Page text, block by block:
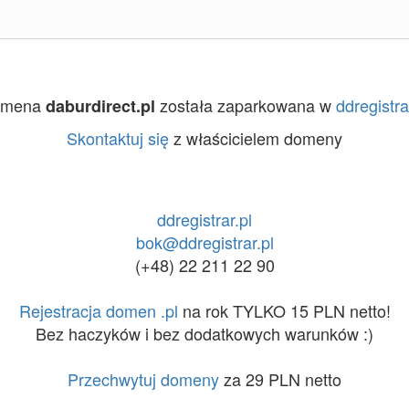
daburdirect.pl została zaparkowana w
Skontaktuj sięz właścicielem domeny
ddregistrar.pl
bok@ddregistrar.pl
(+48) 22 211 22 90
Rejestracja domen .pl na rok TYLKO 15 PLN netto!
Bez haczyków i bez dodatkowych warunków :)
Przechwytuj domenyza 29 PLN netto